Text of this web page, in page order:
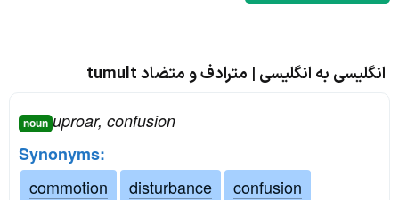
انگلیسی به انگلیسی | مترادف و متضاد tumult
noun uproar, confusion
Synonyms:
commotion
disturbance
confusion